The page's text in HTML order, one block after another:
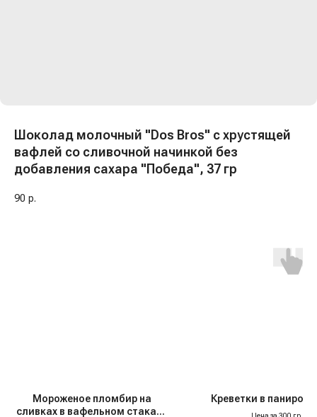
Шоколад молочный "Dos Bros" с хрустящей
вафлей со сливочной начинкой без
добавления сахара "Победа", 37 гр
90 р.
Мороженое пломбир на
сливках в вафельном стакане
Креветки в